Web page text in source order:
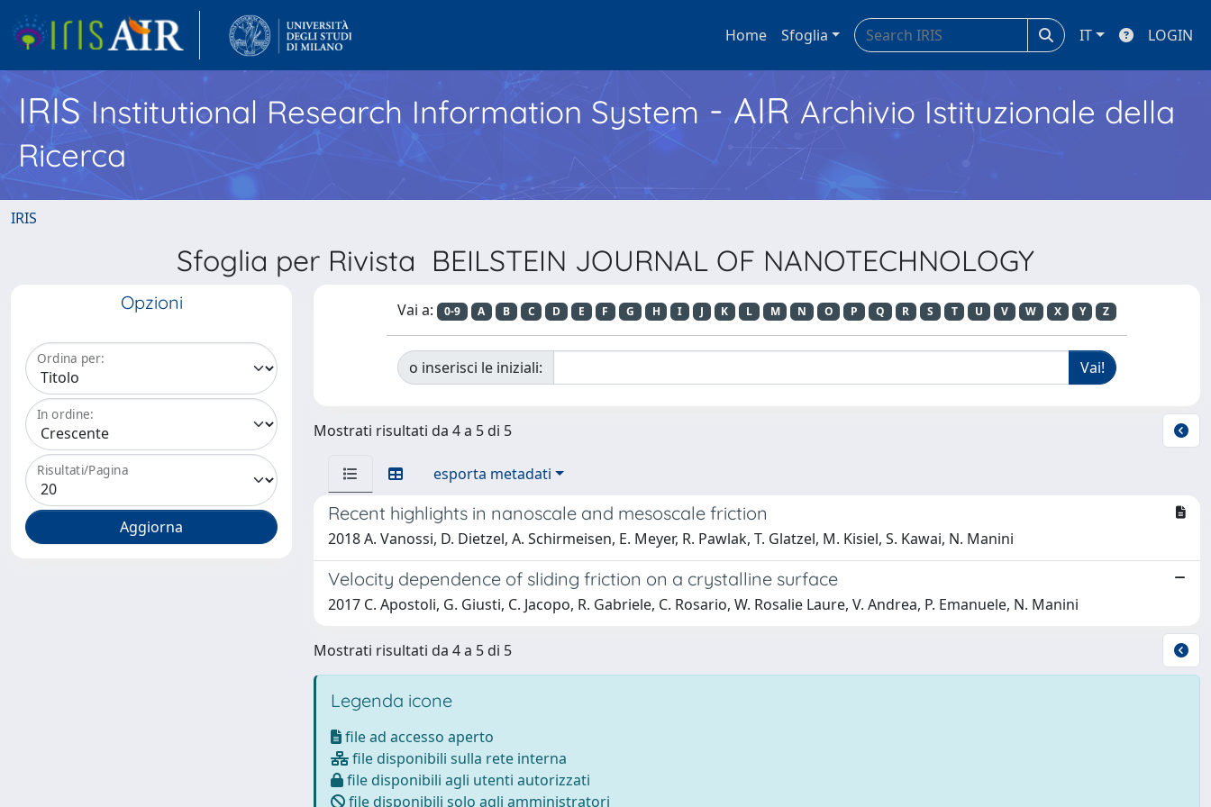
Home Sfoglia IT LOGIN
IRISInstitutional Research Information System - AIR Archivio Istituzionale della
Ricerca
IRIS
Sfoglia per Rivista BEILSTEIN JOURNAL OF NANOTECHNOLOGY
Opzioni
Ordina per:
In ordine:
Risultati/Pagina
Vai a: 0-9 A B C D E F G H I J K L M N O P Q R S T U V W X Y Z
o inserisci le iniziali:
Mostrati risultati da 4 a 5 di 5
esporta metadati
Recent highlights in nanoscale and mesoscale friction
2018 A. Vanossi, D. Dietzel, A. Schirmeisen, E. Meyer, R. Pawlak, T. Glatzel, M. Kisiel, S. Kawai, N. Manini
Velocity dependence of sliding friction on a crystalline surface
2017 C. Apostoli, G. Giusti, C. Jacopo, R. Gabriele, C. Rosario, W. Rosalie Laure, V. Andrea, P. Emanuele, N. Manini
Mostrati risultati da 4 a 5 di 5
Legenda icone
file ad accesso aperto
file disponibili sulla rete interna
file disponibili agli utenti autorizzati
file disponibili solo agli amministratori